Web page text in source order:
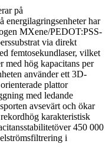
på
energilagringsenheter har
MXene/PEDOT:PSS-
via direkt
femtosekundlaser, vilket
med hög kapacitans per
använder ett 3D-
plattor
med ledande
avsevärt och ökar
karakteristisk
450 000
i